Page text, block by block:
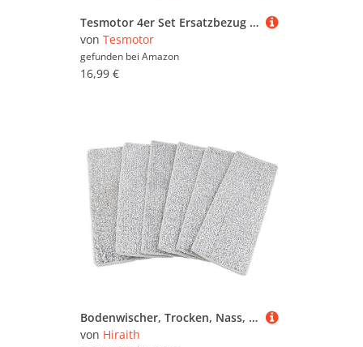
Tesmotor 4er Set Ersatzbezug für Leifheit Badwischer Bath Cleaner Micro Duo, Mikrofaser Wischbezug mit Spezialborsten, für Fliesenwischer & Teleskoparm, ideal für Bad & Dusche
von Tesmotor
gefunden bei Amazon
16,99 €
Bodenwischer, Trocken, Nass, Dual-Use-Mikrofaser-Release, Handwäsche, Flache Reinigung, Fliesenwischer für den Heimgebrauch (6 Stück Pads)
von Hiraith